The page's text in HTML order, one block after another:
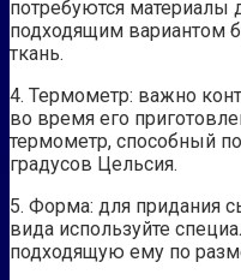
потребуются материалы
подходящим вариантом
ткань.
4. Термометр: важно
во время его
термометр, способный
градусов Цельсия.
5. Форма: для придания
вида используйте
подходящую ему по